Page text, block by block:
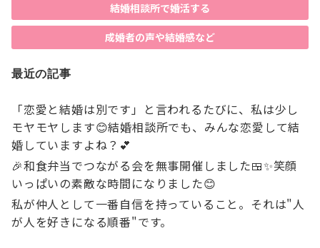
結婚相談所で婚活する
成婚者の声や結婚感など
最近の記事
「恋愛と結婚は別です」と言われるたびに、私は少し
モヤモヤします😊結婚相談所でも、みんな恋愛して結
婚していますよね？💕
🎉和食弁当でつながる会を無事開催しました🍱✨笑顔
いっぱいの素敵な時間になりました😊
私が仲人として一番自信を持っていること。それは"人
が人を好きになる順番"です。